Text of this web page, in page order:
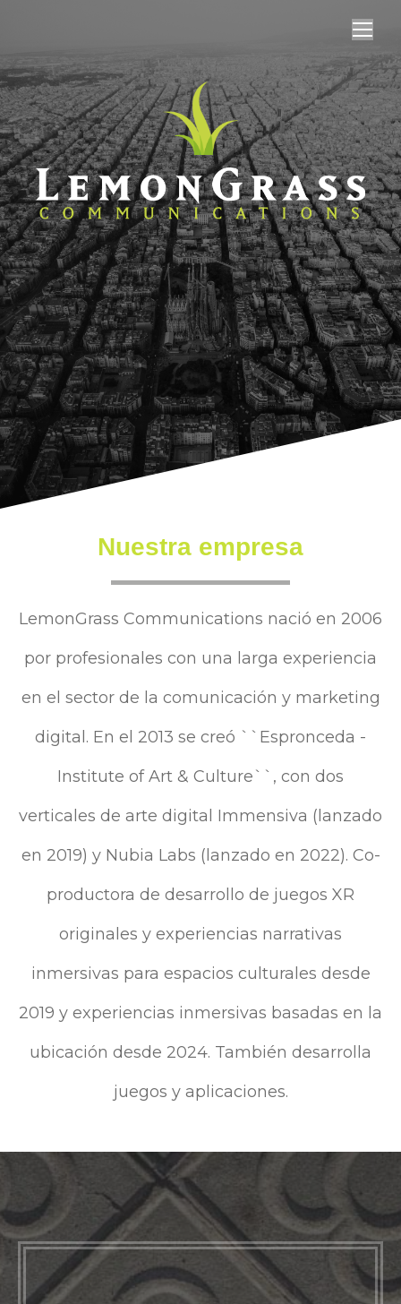
Nuestra empresa
LemonGrass Communications nació en 2006
por profesionales con una larga experiencia
en el sector de la comunicación y marketing
digital. En el 2013 se creó ``Espronceda -
Institute of Art & Culture``, con dos
verticales de arte digital Immensiva (lanzado
en 2019) y Nubia Labs (lanzado en 2022). Co-
productora de desarrollo de juegos XR
originales y experiencias narrativas
inmersivas para espacios culturales desde
2019 y experiencias inmersivas basadas en la
ubicación desde 2024. También desarrolla
juegos y aplicaciones.